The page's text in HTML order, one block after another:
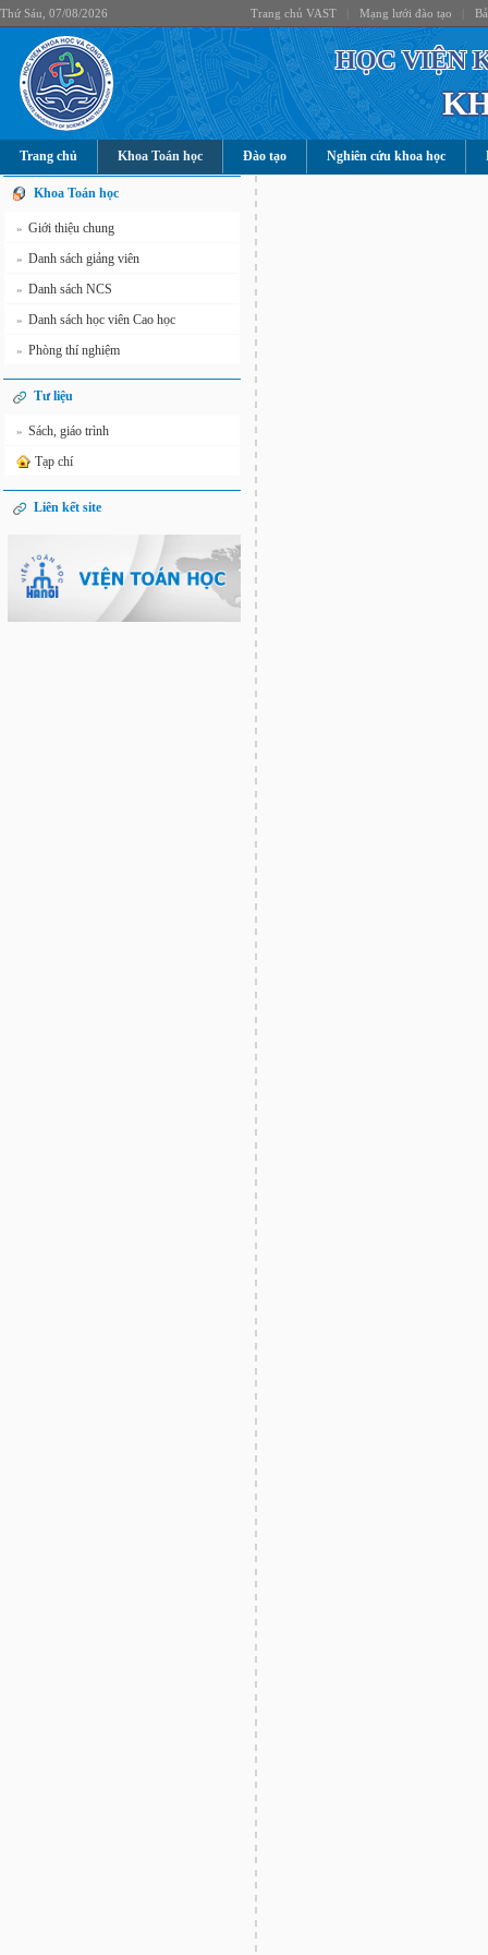
Thứ Sáu, 07/08/2026 Trang chủ VAST Mạng lưới đào tạo
HỌC VIỆN
Trang chủ Khoa Toán học Đào tạo Nghiên cứu khoa học
Khoa Toán học
» Giới thiệu chung
» Danh sách giảng viên
» Danh sách NCS
» Danh sách học viên Cao học
» Phòng thí nghiệm
Tư liệu
» Sách, giáo trình
Tạp chí
Liên kết site